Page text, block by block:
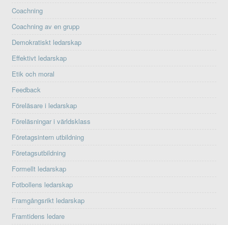
Coachning
Coachning av en grupp
Demokratiskt ledarskap
Effektivt ledarskap
Etik och moral
Feedback
Föreläsare i ledarskap
Föreläsningar i världsklass
Företagsintern utbildning
Företagsutbildning
Formellt ledarskap
Fotbollens ledarskap
Framgångsrikt ledarskap
Framtidens ledare